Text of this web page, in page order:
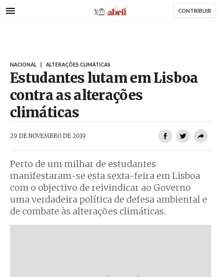
para
AbrilAbril CONTRIBUIR
NACIONAL ALTERAÇÕES CLIMÁTICAS
Estudantes lutam em Lisboa
contra as alterações
climáticas
29 DE NOVEMBRO DE 2019
Perto de um milhar de estudantes
manifestaram-se esta sexta-feira em Lisboa
com o objectivo de reivindicar ao Governo
uma verdadeira política de defesa ambiental e
de combate às alterações climáticas.